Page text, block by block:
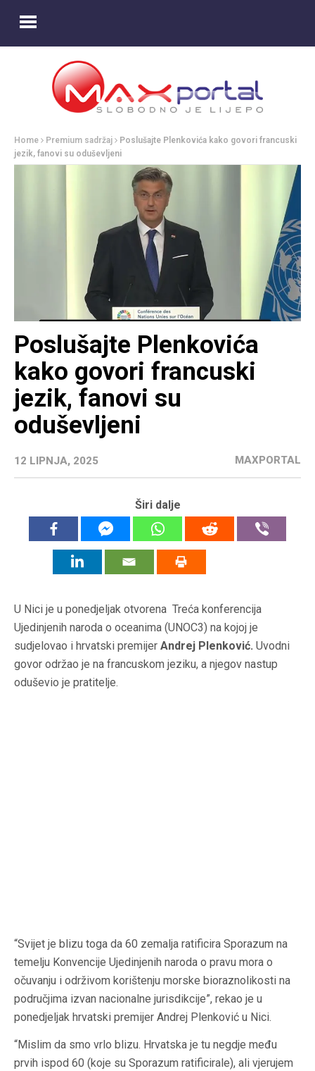
Home Premium sadržaj
Poslušajte Plenkovića kako govori francuski
jezik, fanovi su oduševljeni
Poslušajte Plenkovića
kako govori francuski
jezik, fanovi su
oduševljeni
12 LIPNJA, 2025 MAXPORTAL
Širi dalje
U Nici je u ponedjeljak otvorena Treća konferencija
Ujedinjenih naroda o oceanima (UNOC3) na kojoj je
sudjelovao i hrvatski premijer Andrej Plenković. Uvodni
govor održao je na francuskom jeziku, a njegov nastup
oduševio je pratitelje.
“Svijet je blizu toga da 60 zemalja ratificira Sporazum na
temelju Konvencije Ujedinjenih naroda o pravu mora o
očuvanju i održivom korištenju morske bioraznolikosti na
područjima izvan nacionalne jurisdikcije”, rekao je u
ponedjeljak hrvatski premijer Andrej Plenković u Nici.
“Mislim da smo vrlo blizu. Hrvatska je tu negdje među
prvih ispod 60 (koje su Sporazum ratificirale), ali vjerujem